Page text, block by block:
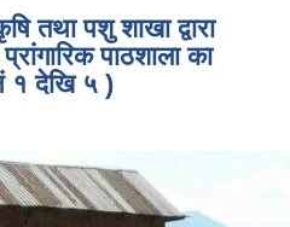
तथा पशु शाखा द्वारा
पाठशाला का
१ देखि ५ )